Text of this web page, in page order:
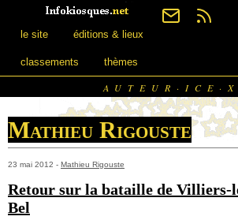
le site éditions & lieux
classements thèmes
Mathieu Rigouste
23 mai 2012 - Mathieu Rigouste
Retour sur la bataille de Villiers-
Bel